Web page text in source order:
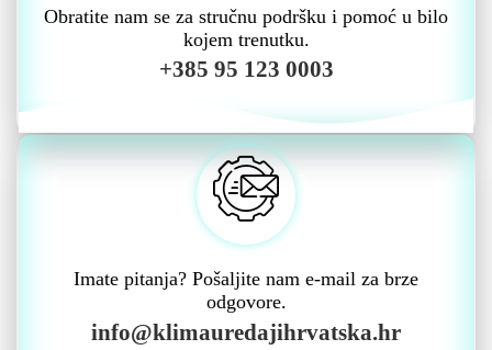
Obratite nam se za stručnu podršku i pomoć u bilo
kojem trenutku.
+385 95 123 0003
Imate pitanja? Pošaljite nam e-mail za brze
odgovore.
info@klimauredajihrvatska.hr